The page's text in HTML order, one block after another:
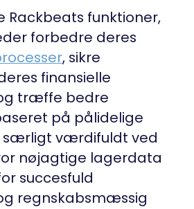
Rackbeats funktioner,
forbedre deres
, sikre
finansielle
træffe bedre
på pålidelige
særligt værdifuldt ved
nøjagtige lagerdata
succesfuld
regnskabsmæssig